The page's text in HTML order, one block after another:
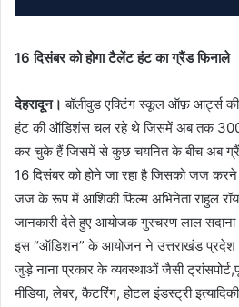
16 दिसंबर को होगा टैलेंट हंट का ग्रैंड फिनाले
देहरादून। बॉलीवुड एक्टिंग स्कूल ऑफ़ आर्ट्स
हंट की ऑडिशंस चल रहे थे जिसमें अब तक 300
कर चुके हैं जिसमें से कुछ चयनित के बीच अब
16 दिसंबर को होने जा रहा है जिसको जज
जज के रूप में आशिकी फिल्म अभिनेता राहुल
जानकारी देते हुए आयोजक गुरचरण लाल सदाना
इस “ऑडिशन” के आयोजन ने उत्तराखंड प्रदेश
जुड़े नाना प्रकार के व्यवस्थाओं जैसी
मीडिया, लेबर, कैटरिंग, होटल इंडस्ट्री